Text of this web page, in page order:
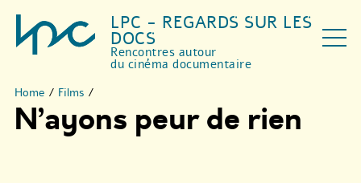
LPC - REGARDS SUR LES
DOCS
Rencontres autour
du cinéma documentaire
Home / Films /
N’ayons peur de rien